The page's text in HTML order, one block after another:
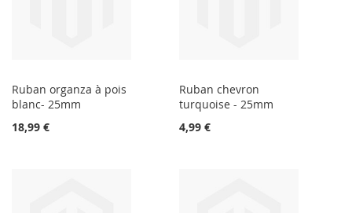
Ruban organza à pois
blanc- 25mm
18,99 €
Ruban chevron
turquoise - 25mm
4,99 €